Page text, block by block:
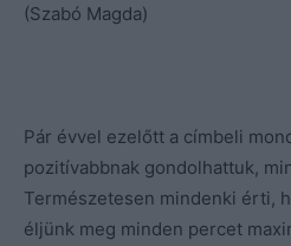
(Szabó Magda)
Pár évvel ezelőtt a címbeli
pozitívabbnak gondolhattuk,
Természetesen mindenki érti,
éljünk meg minden percet